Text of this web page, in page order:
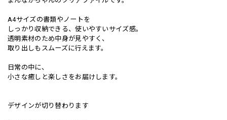
A4サイズの書類やノートを
しっかり収納できる、使いやすいサイズ感。
透明素材のため中身が見やすく、
取り出しもスムーズに行えます。
日常の中に、
小さな癒しと楽しさをお届けします。
デザインが切り替わります